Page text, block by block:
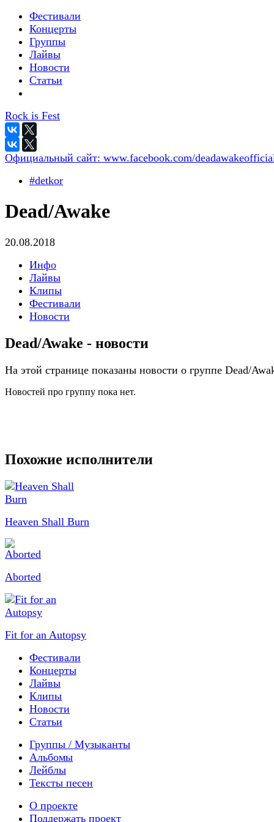
Фестивали
Концерты
Группы
Лайвы
Новости
Статьи
Rock is Fest
Официальный сайт: www.facebook.com/
#detkor
Dead/Awake
20.08.2018
Инфо
Лайвы
Клипы
Фестивали
Новости
Dead/Awake - новости
На этой странице показаны новости о группе Dead/
Новостей про группу пока нет.
Похожие исполнители
Heaven Shall Burn
Aborted
Fit for an Autopsy
Фестивали
Концерты
Лайвы
Клипы
Новости
Статьи
Группы / Музыканты
Альбомы
Лейблы
Тексты песен
О проекте
Поддержать проект